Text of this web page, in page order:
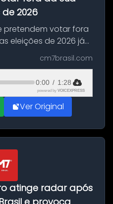
2026
pretendem votar fora
eleições de 2026 já
trânsito a partir
O pedido pode ser
cm7brasil.com
0:00 / 1:28
powered by VOICEXPRESS
Ver Original
atinge radar após